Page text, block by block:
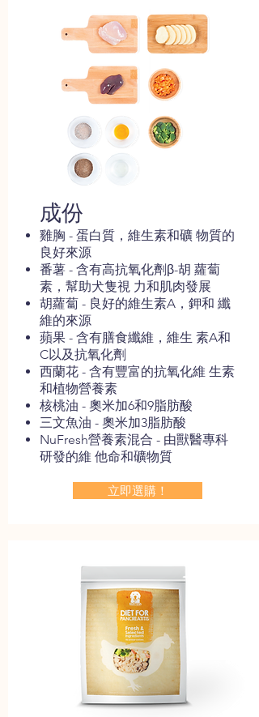
成份
雞胸 - 蛋白質，維生素和礦 物質的
良好來源
番薯 - 含有高抗氧化劑β-胡 蘿蔔
素，幫助犬隻視 力和肌肉發展
胡蘿蔔 - 良好的維生素A，鉀和 纖
維的來源
蘋果 - 含有膳食纖維，維生 素A和
C以及抗氧化劑
西蘭花 - 含有豐富的抗氧化維 生素
和植物營養素
核桃油 - 奧米加6和9脂肪酸
三文魚油 - 奧米加3脂肪酸
NuFresh營養素混合 - 由獸醫專科
研發的維 他命和礦物質
立即選購！